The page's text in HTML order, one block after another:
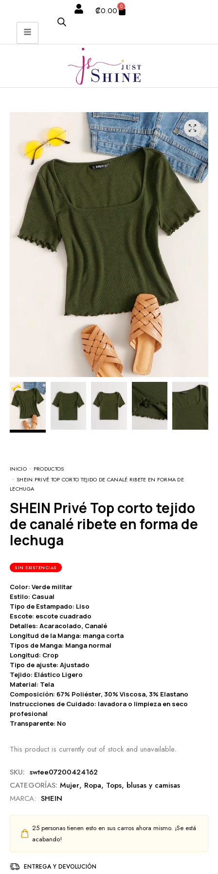
₡0.00 0
INICIO
PRODUCTOS
SHEIN PRIVÉ TOP CORTO TEJIDO DE CANALÉ RIBETE EN FORMA DE
LECHUGA
SHEIN Privé Top corto tejido
de canalé ribete en forma de
lechuga
SIN EXISTENCIAS
Color: Verde militar
Estilo: Casual
Tipo de Estampado: Liso
Escote: escote cuadrado
Detalles: Acaracolado, Canalé
Longitud de la Manga: manga corta
Tipos de Manga: Manga normal
Longitud: Crop
Tipo de ajuste: Ajustado
Tejido: Elástico Ligero
Material: Tela
Composición: 67% Poliéster, 30% Viscosa, 3% Elastano
Instrucciones de Cuidado: lavadora o limpieza en seco
profesional
Transparente: No
This product is currently out of stock and unavailable.
SKU: swtee07200424162
CATEGORÍAS: Mujer, Ropa, Tops, blusas y camisas
MARCA: SHEIN
25 personas tienen esto en sus carros ahora mismo. ¡Se está
acabando!
ENTREGA Y DEVOLUCIÓN